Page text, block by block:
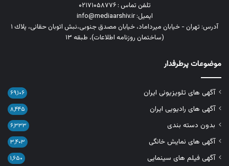
تلفن تماس : ۰۲۱۷۱۰۵۸۷۷۶
ایمیل: info@mediaarshiv.ir
آدرس: تهران - خیابان میرداماد، خیابان مصدق جنوبی،نبش اتوبان حقانی، پلاك ١
(ساختمان روزنامه اطلاعات)، طبقه ۱۳
موضوعات پرطرفدار
آگهی های تلویزیونی ایران ۶۹,۱۰۶
آگهی های رادیویی ایران ۸,۴۴۵
بدون دسته بندی ۶,۳۳۳
آگهی های نمایش خانگی ۳,۴۰۳
آگهی فیلم های سینمایی ۱,۶۵۰